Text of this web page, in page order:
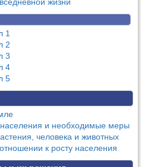
1
2
3
4
5
и необходимые меры
человека и животных
к росту населения